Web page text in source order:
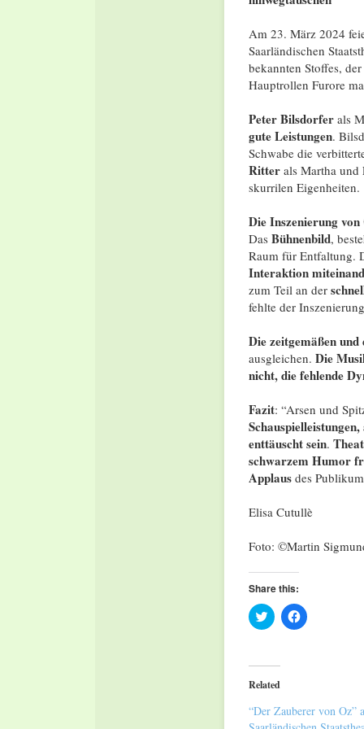
Am 23. März 2024
Saarländischen
bekannten Stoffes,
Hauptrollen Furore
Peter Bilsdorferals
gute Leistungen.
Schwabe die
Ritterals Martha und
skurrilen Eigenheiten.
Die Inszenierung
Das Bühnenbild,
Raum für Entfaltung.
Interaktion
zum Teil an der
fehlte der
Die zeitgemäßen
ausgleichen. Die
nicht, die fehlende
Fazit: “Arsen und
enttäuscht sein.
schwarzem Humor
Applausdes
Elisa Cutullè
Foto: ©Martin
Share this:
Click
to
(Opens
in
new
Click
to
Related
“Der Zauberer von Oz”